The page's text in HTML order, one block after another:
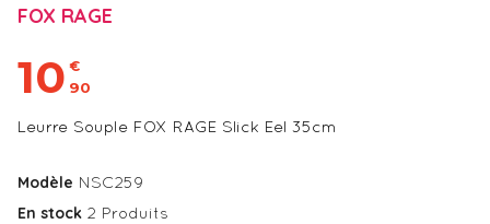
FOX RAGE
10 €
90
Leurre Souple FOX RAGE Slick Eel 35cm
Modèle NSC259
En stock 2 Produits